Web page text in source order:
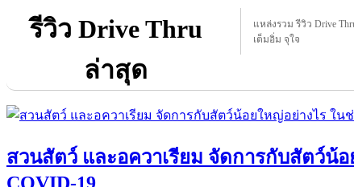
รีวิว Drive Thru
ล่าสุด
แหล่งรวม รีวิว Drive
เต็มอิ่ม จุใจ
สวนสัตว์ และอควาเรียม จัดการกับสัตว์น้